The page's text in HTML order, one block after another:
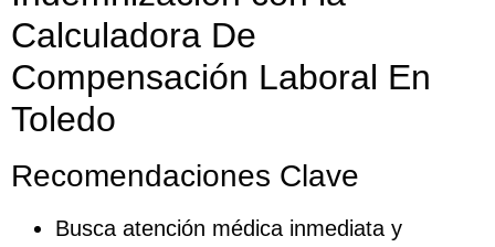
Calculadora De
Compensación Laboral En
Toledo
Recomendaciones Clave
Busca atención médica inmediata y